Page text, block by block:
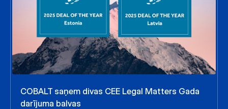
COBALT saņem divas CEE Legal Matters Gada
darījuma balvas